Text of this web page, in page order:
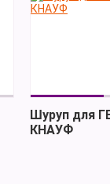
Шуруп для
КНАУФ